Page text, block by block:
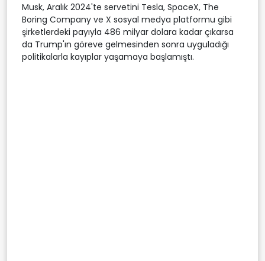
Musk, Aralık 2024'te servetini Tesla, SpaceX, The
Boring Company ve X sosyal medya platformu gibi
şirketlerdeki payıyla 486 milyar dolara kadar çıkarsa
da Trump'ın göreve gelmesinden sonra uyguladığı
politikalarla kayıplar yaşamaya başlamıştı.